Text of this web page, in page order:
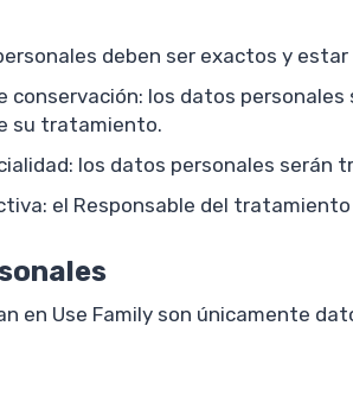
deben ser exactos y
conservación: los datos
su tratamiento.
los datos personales
el Responsable del
en Use Family son únicamente